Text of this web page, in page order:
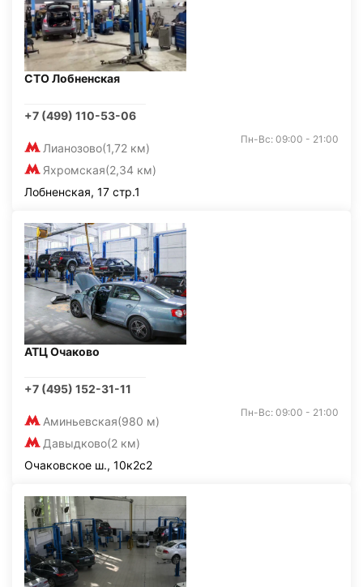
СТО Лобненская
+7 (499) 110-53-06
Лианозово(1,72 км)
Яхромская(2,34 км)
Пн-Вс: 09:00 - 21:00
Лобненская, 17 стр.1
АТЦ Очаково
+7 (495) 152-31-11
Аминьевская(980 м)
Давыдково(2 км)
Пн-Вс: 09:00 - 21:00
Очаковское ш., 10к2с2